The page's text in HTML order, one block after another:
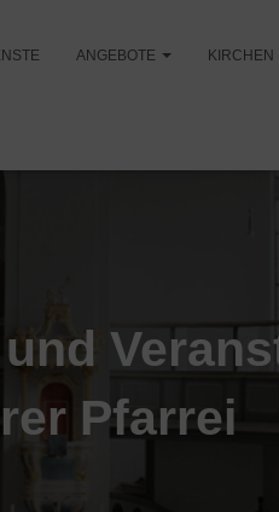
ANGEBOTE KIRCHEN
Pfarrei